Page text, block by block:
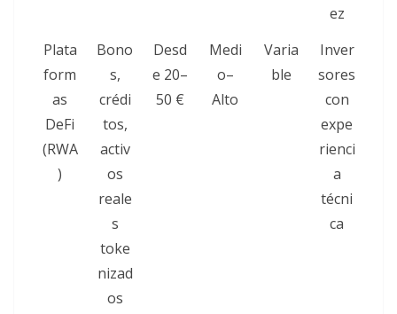
ez
Plata
form
as
DeFi
(RWA
)
Bono
s,
crédi
tos,
activ
os
reale
s
toke
nizad
os
Desd
e 20–
50 €
Medi
o–
Alto
Varia
ble
Inver
sores
con
expe
rienci
a
técni
ca